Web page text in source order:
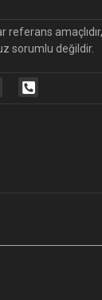
amaçlıdır,
sorumlu değildir.